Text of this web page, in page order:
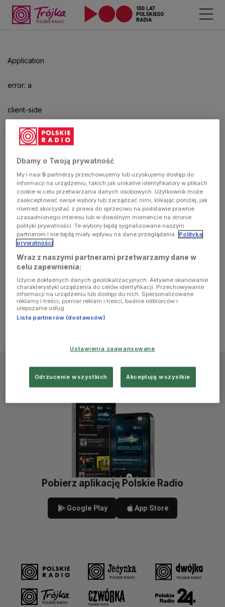
Application
error: a
client-side
exception
has
occurred
(see the
browser
console for
more
information)
aby
odtwarzać.
Pobierz aplikację Polskie Radio
Google Play App Store
Dbamy o Twoją prywatność
My i nasi5 partnerzy przechowujemy lub uzyskujemy dostęp do
informacji na urządzeniu, takich jak unikalne identyfikatory w plikach
cookie w celu przetwarzania danych osobowych. Użytkownik może
zaakceptować swoje wybory lub zarządzać nimi, klikając poniżej, jak
również skorzystać z prawa do sprzeciwu na podstawie prawnie
uzasadnionego interesu lub w dowolnym momencie na stronie
polityki prywatności. Te wybory będą sygnalizowane naszym
partnerom i nie będą miały wpływu na dane przeglądania. Polityka
prywatności
Wraz z naszymi partnerami przetwarzamy dane w
celu zapewnienia:
Użycie dokładnych danych geolokalizacyjnych. Aktywne skanowanie
charakterystyki urządzenia do celów identyfikacji. Przechowywanie
informacji na urządzeniu lub dostęp do nich. Spersonalizowane
reklamy i treści, pomiar reklam i treści, badnie odbiorców i
ulepszanie usług.
Lista partnerów (dostawców)
Ustawienia zaawansowane
Odrzucenie wszystkich Akceptuję wszystkie